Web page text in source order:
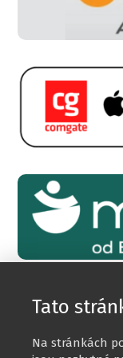
Tato
Na stránkách